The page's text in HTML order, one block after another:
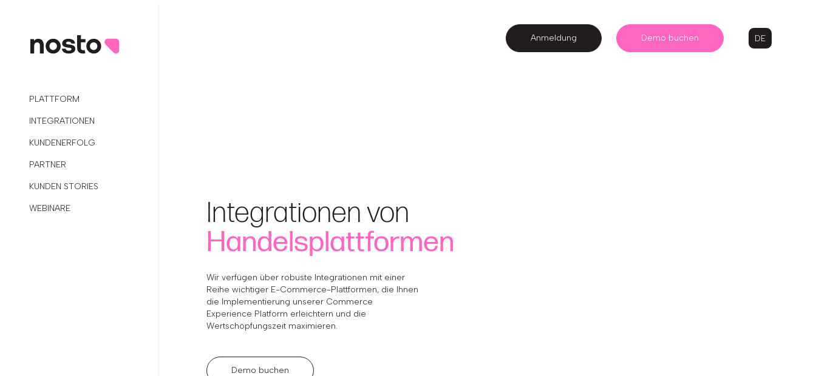
PLATTFORM
INTEGRATIONEN
KUNDENERFOLG
PARTNER
KUNDEN STORIES
WEBINARE
Anmeldung Demo buchen DE
Integrationen von
Handelsplattformen
Wir verfügen über robuste Integrationen mit einer
Reihe wichtiger E-Commerce-Plattformen, die Ihnen
die Implementierung unserer Commerce
Experience Platform erleichtern und die
Wertschöpfungszeit maximieren.
Demo buchen